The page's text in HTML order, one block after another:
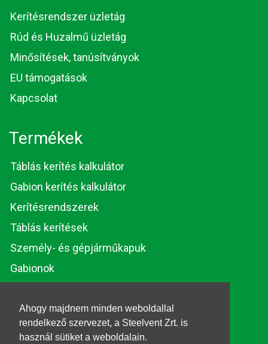
Ahogy majdnem minden weboldallal
rendelkező szervezet, a Steelvent Zrt. is
használ sütiket a weboldalain.
Kerítésrendszer üzletág
Rúd és Huzalmű üzletág
Minősítések, tanúsítványok
EU támogatások
Kapcsolat
Termékek
Táblás kerítés kalkulátor
Gabion kerítés kalkulátor
Kerítésrendszerek
Táblás kerítések
Személy- és gépjárműkapuk
Gabionok
© 2026. Steelvent.hu